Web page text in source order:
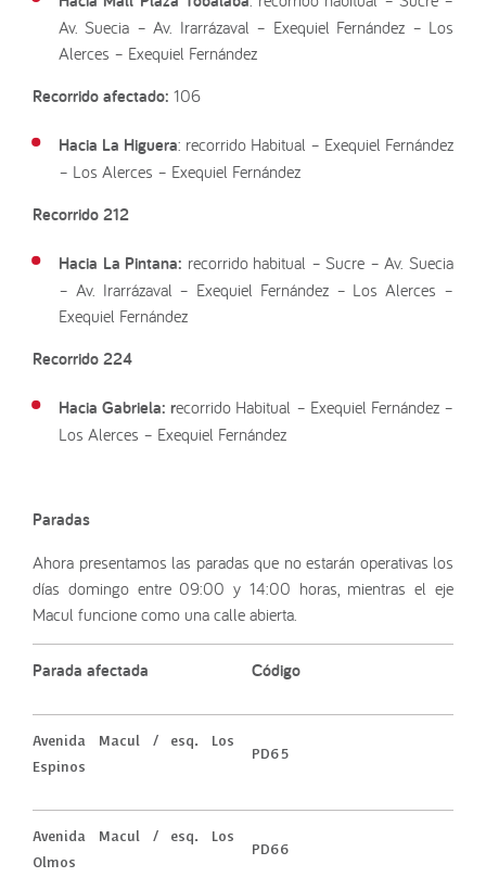
Av. Suecia – Av. Irarrázaval – Exequiel Fernández – Los
Alerces – Exequiel Fernández
Recorrido afectado: 106
Hacia La Higuera: recorrido Habitual – Exequiel Fernández
– Los Alerces – Exequiel Fernández
Recorrido 212
Hacia La Pintana: recorrido habitual – Sucre – Av. Suecia
– Av. Irarrázaval – Exequiel Fernández – Los Alerces –
Exequiel Fernández
Recorrido 224
Hacia Gabriela: recorrido Habitual – Exequiel Fernández –
Los Alerces – Exequiel Fernández
Paradas
Ahora presentamos las paradas que no estarán operativas los
días domingo entre 09:00 y 14:00 horas, mientras el eje
Macul funcione como una calle abierta.
Parada afectada Código
Avenida Macul / esq. Los
Espinos
PD65
Avenida Macul / esq. Los
Olmos
PD66